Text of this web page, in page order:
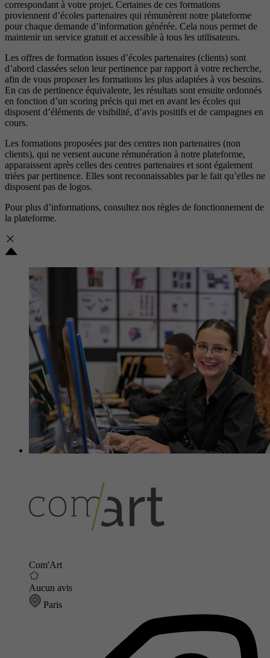
correspondant à votre projet. Certaines de ces formations
proviennent d’écoles partenaires qui rémunèrent notre plateforme
pour chaque demande d’information générée. Cela nous permet de
maintenir un service gratuit et accessible à tous les utilisateurs.
Les offres de formation issues d’écoles partenaires (clients) sont
d’abord classées selon leur pertinence par rapport à votre recherche,
afin de vous proposer les formations les plus adaptées à vos besoins.
En cas de pertinence équivalente, les résultats sont ensuite ordonnés
en fonction d’un scoring précis qui met en avant les écoles qui
disposent d’éléments de visibilité, d’avis positifs et de campagnes en
cours.
Les formations proposées par des centres non partenaires (non
clients), qui ne versent aucune rémunération à notre plateforme,
apparaissent après celles des centres partenaires et sont également
triées par pertinence. Elles sont reconnaissables par le fait qu’elles ne
disposent pas de logos.
Pour plus d’informations, consultez nos règles de fonctionnement de
la plateforme.
Com'Art
Aucun avis
Paris